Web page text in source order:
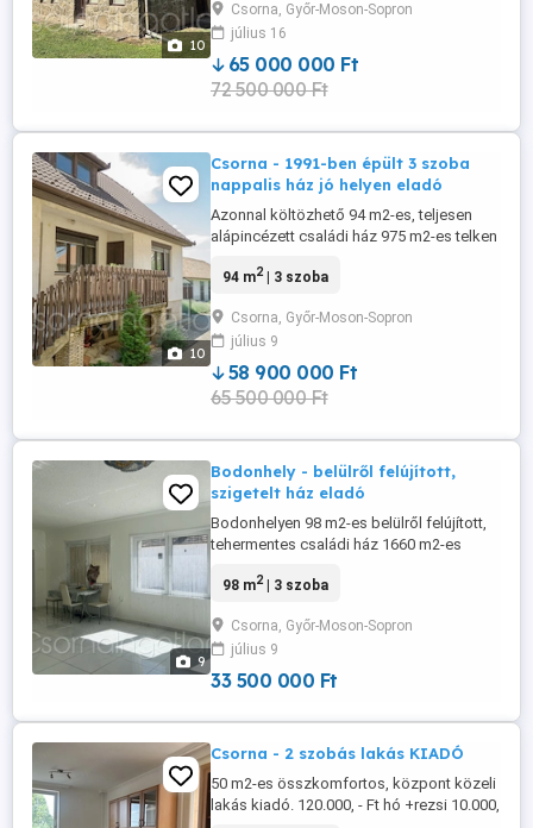
10
tágas, világos helyiségek (12,8 m2
+21,6m2) - zuhanyzó - külön helyiségben
toalett - 3 bejárat Emelet (92 m2): -
hálószoba - ...
Csorna, Győr-Moson-Sopron
július 16
65 000 000 Ft
72 500 000 Ft
10
Csorna - 1991-ben épült 3 szoba
nappalis ház jó helyen eladó
Azonnal költözhető 94 m2-es, teljesen
alápincézett családi ház 975 m2-es telken
szoba - nappali étkező - konyha - kamra -
helyiségben a toalett - terasz (11 m2)
Pince: - 94 m2 - jól tagolt, sok helyiséggel
rendelkezik Tetőtér: - ...
94 m2| 3 szoba
Csorna, Győr-Moson-Sopron
július 9
58 900 000 Ft
65 500 000 Ft
9
Bodonhely - belülről felújított,
szigetelt ház eladó
Bodonhelyen 98 m2-es belülről felújított,
tehermentes családi ház 1660 m2-es
tágas amerikai konyhás nappali, kijárattal
- közlekedő MŰSZAKI JELLEMZŐK - tégla
építésű - külső szigetelés - műanyag
nyílászárók - felújított ...
98 m2| 3 szoba
Csorna, Győr-Moson-Sopron
július 9
33 500 000 Ft
Csorna - 2 szobás lakás KIADÓ
50 m2-es összkomfortos, központ közeli
lakás kiadó. 120.000, - Ft hó +rezsi 10.000,